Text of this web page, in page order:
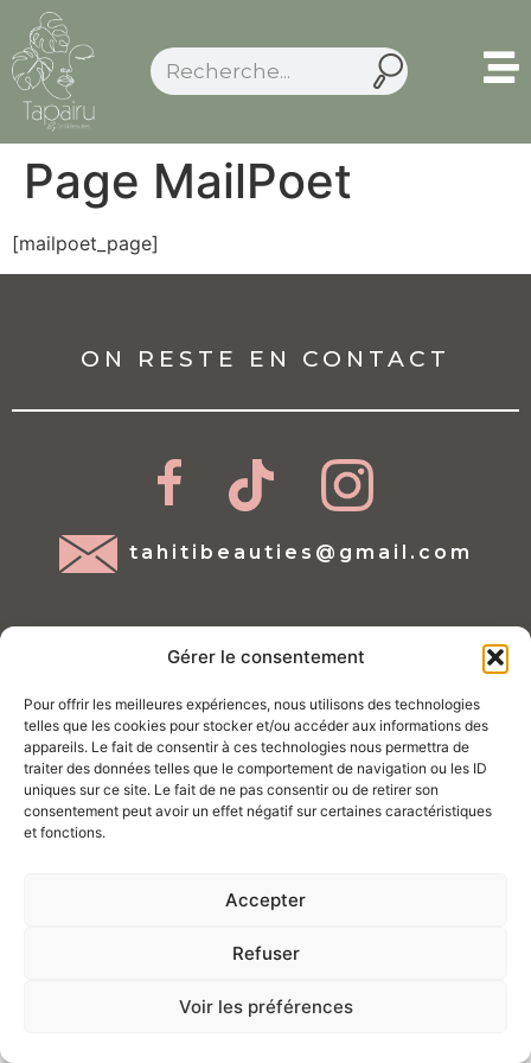
Gérer le consentement
Pour offrir les meilleures expériences, nous utilisons des technologies
telles que les cookies pour stocker et/ou accéder aux informations des
appareils. Le fait de consentir à ces technologies nous permettra de
traiter des données telles que le comportement de navigation ou les ID
uniques sur ce site. Le fait de ne pas consentir ou de retirer son
consentement peut avoir un effet négatif sur certaines caractéristiques
et fonctions.
Accepter
Refuser
Voir les préférences
Page MailPoet
[mailpoet_page]
ON RESTE EN CONTACT
tahitibeauties@gmail.com
Mentions légales
Conditions d'utilisations
Conditions générales de vente
Site géré par Tahiti ProWeb